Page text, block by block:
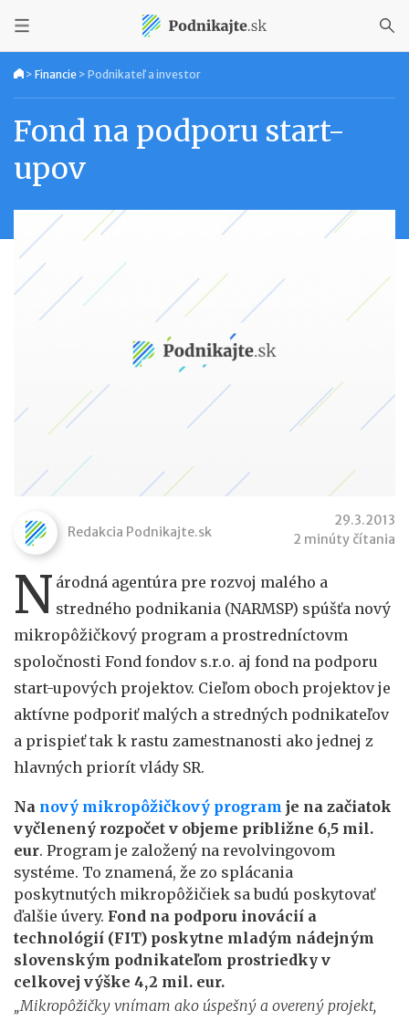
> Financie > Podnikateľ a investor
Fond na podporu start-
upov
Redakcia Podnikajte.sk
29.3.2013
2 minúty čítania
N árodná agentúra pre rozvoj malého a
stredného podnikania (NARMSP) spúšťa nový
mikropôžičkový program a prostredníctovm
spoločnosti Fond fondov s.r.o. aj fond na podporu
start-upových projektov. Cieľom oboch projektov je
aktívne podporiť malých a stredných podnikateľov
a prispieť tak k rastu zamestnanosti ako jednej z
hlavných priorít vlády SR.
Na nový mikropôžičkový program je na začiatok
vyčlenený rozpočet v objeme približne 6,5 mil.
eur. Program je založený na revolvingovom
systéme. To znamená, že zo splácania
poskytnutých mikropôžičiek sa budú poskytovať
ďalšie úvery. Fond na podporu inovácií a
technológií (FIT) poskytne mladým nádejným
slovenským podnikateľom prostriedky v
celkovej výške 4,2 mil. eur.
„Mikropôžičky vnímam ako úspešný a overený projekt,